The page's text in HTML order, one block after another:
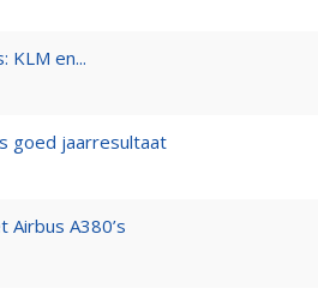
KLM en...
goed jaarresultaat
A380’s